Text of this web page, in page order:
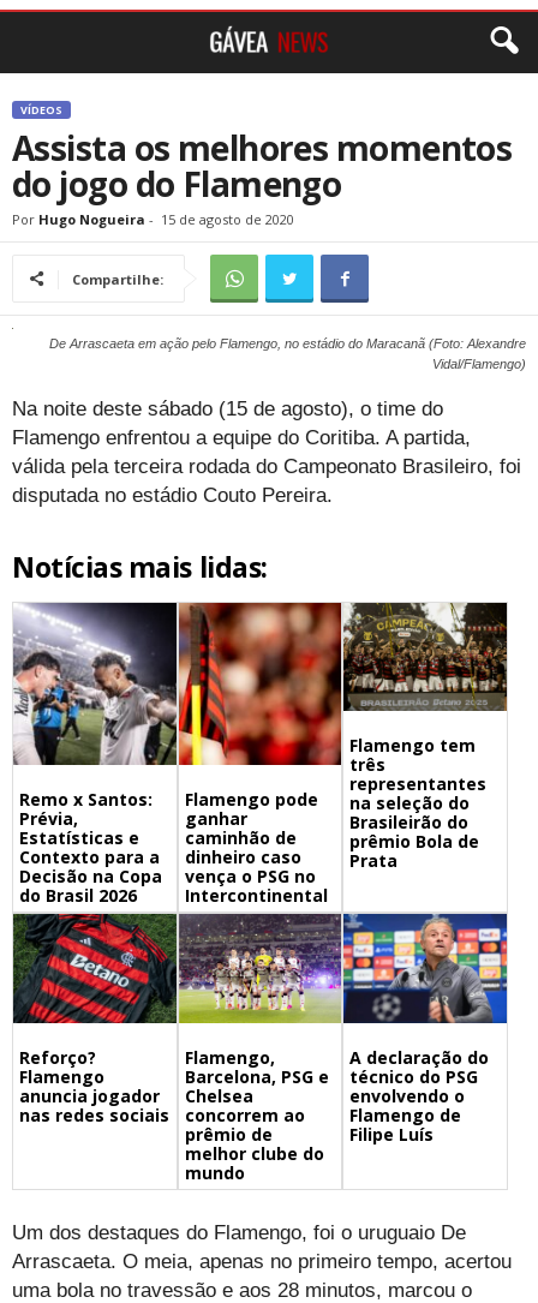
VÍDEOS
Assista os melhores momentos
do jogo do Flamengo
Por Hugo Nogueira - 15 de agosto de 2020
Compartilhe:
De Arrascaeta em ação pelo Flamengo, no estádio do Maracanã (Foto: Alexandre
Vidal/Flamengo)
Na noite deste sábado (15 de agosto), o time do
Flamengo enfrentou a equipe do Coritiba. A partida,
válida pela terceira rodada do Campeonato Brasileiro, foi
disputada no estádio Couto Pereira.
Notícias mais lidas:
Remo x Santos:
Prévia,
Estatísticas e
Contexto para a
Decisão na Copa
do Brasil 2026
Flamengo pode
ganhar
caminhão de
dinheiro caso
vença o PSG no
Intercontinental
Flamengo tem
três
representantes
na seleção do
Brasileirão do
prêmio Bola de
Prata
Reforço?
Flamengo
anuncia jogador
nas redes sociais
Flamengo,
Barcelona, PSG e
Chelsea
concorrem ao
prêmio de
melhor clube do
mundo
A declaração do
técnico do PSG
envolvendo o
Flamengo de
Filipe Luís
Um dos destaques do Flamengo, foi o uruguaio De
Arrascaeta. O meia, apenas no primeiro tempo, acertou
uma bola no travessão e aos 28 minutos, marcou o